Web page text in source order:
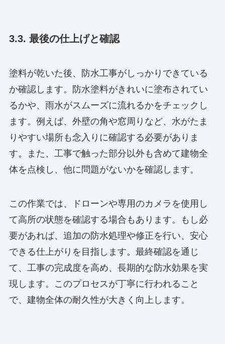
3.3. 最後の仕上げと確認
塗料が乾いた後、防水工事がしっかりできている
か確認します。防水塗料がきれいに塗布されてい
るかや、雨水がスムーズに流れるかをチェックし
ます。例えば、外壁の角や窓周りなど、水がたま
りやすい場所も念入りに確認する必要がありま
す。また、工事で触った部分以外も含めて建物全
体を点検し、他に問題がないかを確認します。
この作業では、ドローンや専用のカメラを使用し
て高所の状態を確認する場合もあります。もし必
要があれば、追加の防水処理や修正を行い、安心
できる仕上がりを目指します。最終確認を通じ
て、工事の完成度を高め、長期的な防水効果を実
現します。このプロセスが丁寧に行われること
で、建物全体の耐久性が大きく向上します。